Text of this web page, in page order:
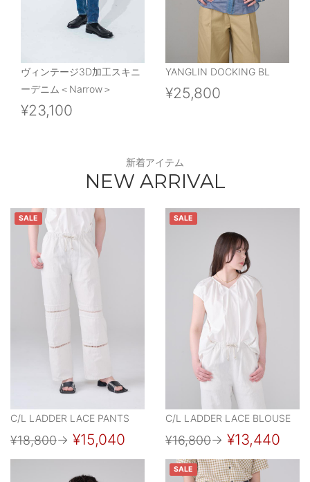
ヴィンテージ3D加工スキニ
ーデニム＜Narrow＞
¥23,100
YANGLIN DOCKING BL
¥25,800
新着アイテム
NEW ARRIVAL
SALE
C/L LADDER LACE PANTS
¥18,800→ ¥15,040
SALE
C/L LADDER LACE BLOUSE
¥16,800→ ¥13,440
SALE